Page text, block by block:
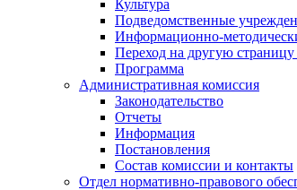
Культура
Подведомственные
Информационно-
Переход на другую страницу
Программа
Административная комиссия
Законодательство
Отчеты
Информация
Постановления
Состав комиссии и контакты
Отдел нормативно-правового